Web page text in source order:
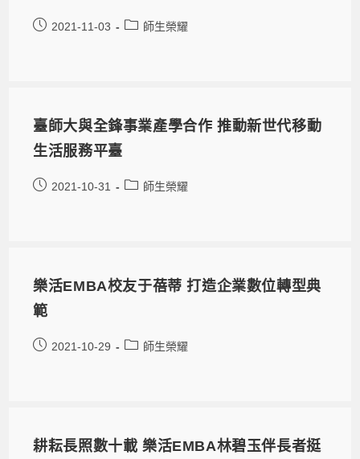
2021-11-03 師生榮耀
臺師大與全鋒事業產學合作 推動新世代移動
生活服務平臺
2021-10-31 師生榮耀
樂活EMBA校友于蓓蒂 打造企業數位轉型典
範
2021-10-29 師生榮耀
耕耘長照數十載 樂活EMBA林碧玉伴長者挺